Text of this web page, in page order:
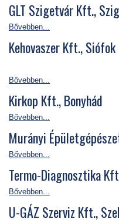
GLT Szigetvár Kft.,
Bővebben...
Kehovaszer Kft., Siófok
Bővebben...
Kirkop Kft., Bonyhád
Bővebben...
Murányi
Bővebben...
Termo-Diagnosztika
Bővebben...
U-GÁZ Szerviz Kft.,